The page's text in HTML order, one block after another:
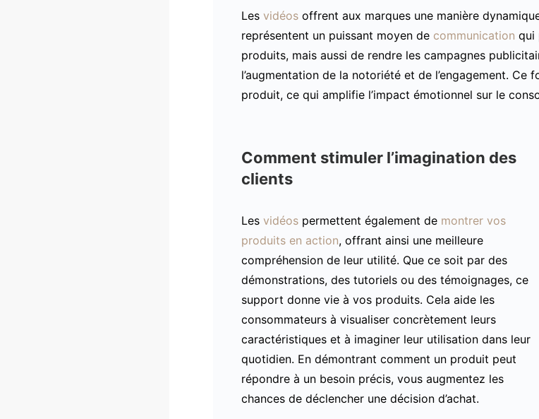
Les vidéos offrent aux marques une manière
représentent un puissant moyen de communication qui
produits, mais aussi de rendre les campagnes
l’augmentation de la notoriété et de l’engagement.
produit, ce qui amplifie l’impact émotionnel sur le
Comment stimuler l’imagination des
clients
Les vidéos permettent également de montrer vos
produits en action, offrant ainsi une meilleure
compréhension de leur utilité. Que ce soit par des
démonstrations, des tutoriels ou des témoignages, ce
support donne vie à vos produits. Cela aide les
consommateurs à visualiser concrètement leurs
caractéristiques et à imaginer leur utilisation dans leur
quotidien. En démontrant comment un produit peut
répondre à un besoin précis, vous augmentez les
chances de déclencher une décision d’achat.